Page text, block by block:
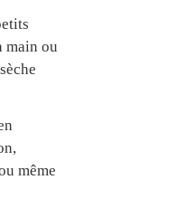
main ou
même